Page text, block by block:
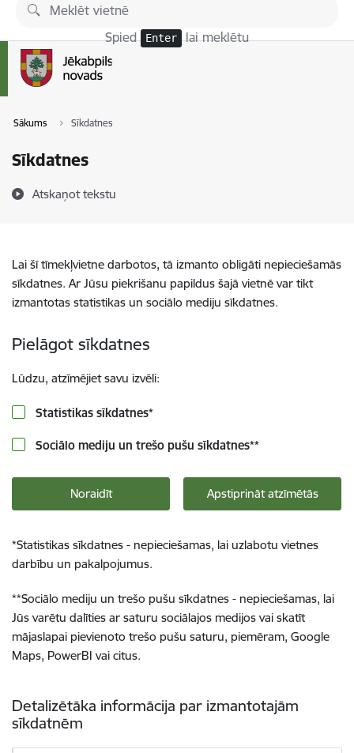
Pāriet uz lapas saturu
Spied Enter lai meklētu
Sākums Sīkdatnes
Sīkdatnes
Atskaņot tekstu
Lai šī tīmekļvietne darbotos, tā izmanto obligāti nepieciešamās
sīkdatnes. Ar Jūsu piekrišanu papildus šajā vietnē var tikt
izmantotas statistikas un sociālo mediju sīkdatnes.
Pielāgot sīkdatnes
Lūdzu, atzīmējiet savu izvēli:
Statistikas sīkdatnes*
Sociālo mediju un trešo pušu sīkdatnes**
Noraidīt Apstiprināt atzīmētās
*Statistikas sīkdatnes - nepieciešamas, lai uzlabotu vietnes
darbību un pakalpojumus.
**Sociālo mediju un trešo pušu sīkdatnes - nepieciešamas, lai
Jūs varētu dalīties ar saturu sociālajos medijos vai skatīt
mājaslapai pievienoto trešo pušu saturu, piemēram, Google
Maps, PowerBI vai citus.
Detalizētāka informācija par izmantotajām
sīkdatnēm